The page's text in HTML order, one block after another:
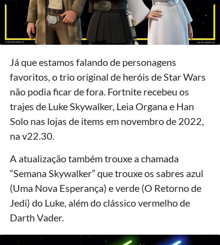
Já que estamos falando de personagens
favoritos, o trio original de heróis de Star Wars
não podia ficar de fora. Fortnite recebeu os
trajes de Luke Skywalker, Leia Organa e Han
Solo nas lojas de items em novembro de 2022,
na v22.30.
A atualização também trouxe a chamada
“Semana Skywalker” que trouxe os sabres azul
(Uma Nova Esperança) e verde (O Retorno de
Jedi) do Luke, além do clássico vermelho de
Darth Vader.